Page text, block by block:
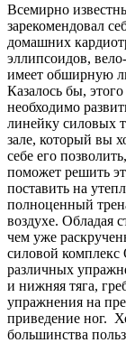
Всемирно
зарекомендовал
домашних
эллипсоидов,
имеет обширную
Казалось бы,
необходимо
линейку силовых
зале, который вы
себе его
поможет решить
поставить на
полноценный
воздухе. Обладая
чем уже
силовой комплекс
различных
и нижняя тяга,
упражнения на
приведение ног.
большинства